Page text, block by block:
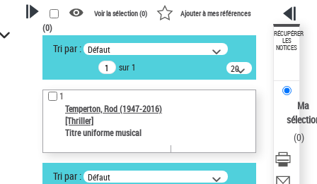
VOTRE RECHERCHE
Recherche avancée dans les
notices d’autorité
Œuvres liées à l'auteur :
Temperton, Rod (1947-2016)
Sauvegarder votre recherche
AFFINER
Type de notice d'autorité
Voir la sélection (0) Ajouter à mes références
(0)
Tri par : Défaut
sur 1
20
résultats/page
1
Temperton, Rod (1947-2016)
[Thriller]
Titre uniforme musical
Tri par : Défaut
RÉCUPÉRER
LES
NOTICES
Ma
(0)